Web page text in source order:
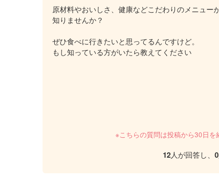
原材料やおいしさ、健康などこだわりのメニュー
知りませんか？
ぜひ食べに行きたいと思ってるんですけど。
もし知っている方がいたら教えてください
※こちらの質問は投稿から30日
12人が回答し、 0